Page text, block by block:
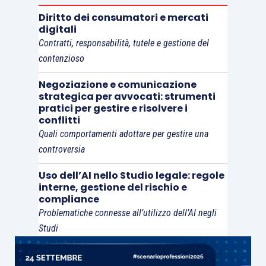
è inammissibile non solo nell’ipotesi in cui la
tutela invocata dal contribuente, che contesti il
diritto di procedere a riscossione esattoriale,
ricada nella giurisdizione del giudice tributario e
la tutela stessa sia attivabile con il ricorso
19, ma anche allorché la giurisdizione del giudice
tributario non sia invece affatto configurabile e
non venga in rilievo perché si è a valle dell’area di
quest’ultima”.
Potrebbe cioè accadere che il contribuente
intenda eccepire l’intervenuto adempimento del
debito tributario o, come è accaduto nel caso di
specie, faccia valere la temporanea inidoneità del
titolo a legittimare la riscossione in ragione della
Diritto dei consumatori e mercati
digitali
Contratti, responsabilità, tutele e gestione del
contenzioso
Negoziazione e comunicazione
strategica per avvocati: strumenti
pratici per gestire e risolvere i
conflitti
Quali comportamenti adottare per gestire una
controversia
Uso dell’AI nello Studio legale: regole
interne, gestione del rischio e
compliance
Problematiche connesse all’utilizzo dell’AI negli
Studi